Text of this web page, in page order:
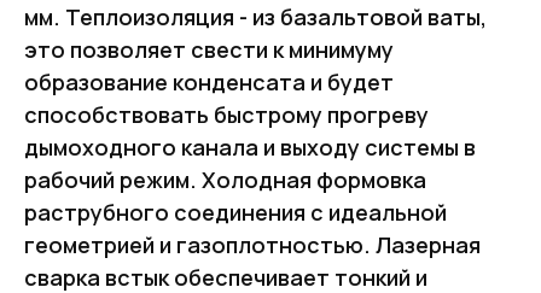
мм. Теплоизоляция - из базальтовой ваты,
это позволяет свести к минимуму
образование конденсата и будет
способствовать быстрому прогреву
дымоходного канала и выходу системы в
рабочий режим. Холодная формовка
раструбного соединения с идеальной
геометрией и газоплотностью. Лазерная
сварка встык обеспечивает тонкий и